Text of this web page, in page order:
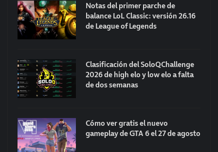
Notas del primer parche de
balance LoL Classic: versión 26.16
de League of Legends
Clasificación del SoloQChallenge
2026 de high elo y low elo a falta
de dos semanas
Cómo ver gratis el nuevo
gameplay de GTA 6 el 27 de agosto